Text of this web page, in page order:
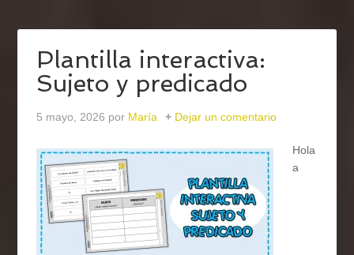
Plantilla interactiva:
Sujeto y predicado
5 mayo, 2026 por María Dejar un comentario
Hola
a